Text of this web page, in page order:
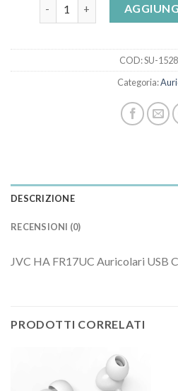
COD:SU-
Categoria:
DESCRIZIONE
RECENSIONI (0)
JVC HA FR17UC Auricolari USB
PRODOTTI CORRELATI